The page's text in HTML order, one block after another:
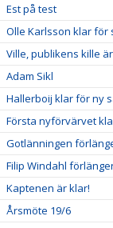
Est på test
Olle Karlsson klar för
Ville, publikens kille
Adam Sikl
Hallerboij klar för ny
Första nyförvärvet
Gotlänningen
Filip Windahl
Kaptenen är klar!
Årsmöte 19/6